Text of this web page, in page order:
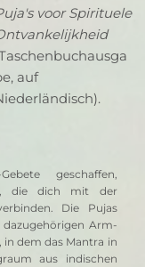
geschaffen,
die dich mit der
Die Pujas
Arm-
dem das Mantra in
aus indischen
voor Spirituele
auf